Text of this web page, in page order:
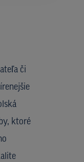
či
ktoré